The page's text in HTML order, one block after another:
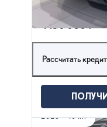
привод
4 150 000 ₽
Рассчитать кредит
2026·10 км